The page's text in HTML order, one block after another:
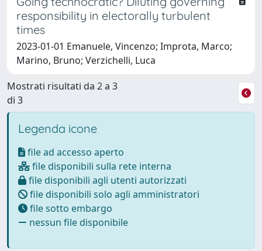
responsibility in electorally turbulent
times
2023-01-01 Emanuele, Vincenzo; Improta, Marco;
Marino, Bruno; Verzichelli, Luca
Mostrati risultati da 2 a 3
di 3
Legenda icone
file ad accesso aperto
file disponibili sulla rete interna
file disponibili agli utenti autorizzati
file disponibili solo agli amministratori
file sotto embargo
nessun file disponibile